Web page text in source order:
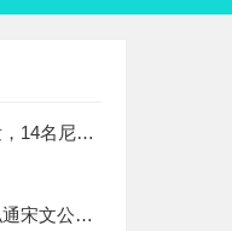
污后集体自焚
是如何死的